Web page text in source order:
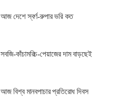
আজ দেশে স্বর্ণ-রুপার ভরি কত
সবজি-কাঁচামরিচ-পেয়াজের দাম বাড়ছেই
আজ বিশ্ব মানবপাচার প্রতিরোধ দিবস